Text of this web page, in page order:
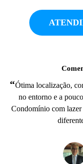
“Ótima localização,
no entorno e a
Condomínio com lazer